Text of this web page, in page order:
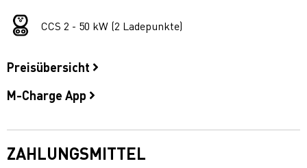
CCS 2 - 50 kW (2 Ladepunkte)
Preisübersicht
M-Charge App
ZAHLUNGSMITTEL